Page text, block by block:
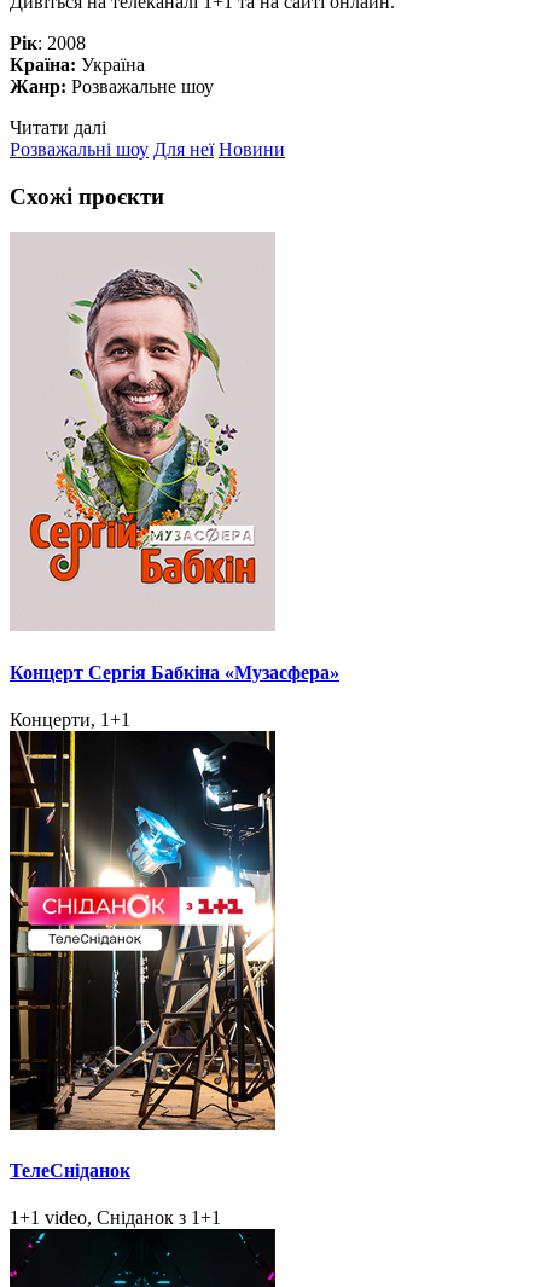
Рік: 2008
Країна: Україна
Жанр: Розважальне шоу
Читати далі
Розважальні шоу Для неї Новини
Схожі проєкти
Концерт Сергія Бабкіна «Музасфера»
Концерти, 1+1
ТелеСніданок
1+1 video, Сніданок з 1+1